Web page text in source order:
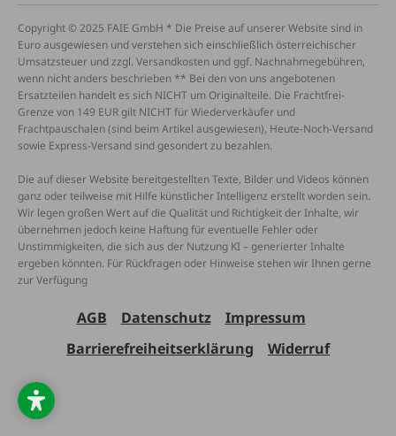
Copyright © 2025 FAIE GmbH * Die Preise auf unserer Website sind in
Euro ausgewiesen und verstehen sich einschließlich österreichischer
Umsatzsteuer und zzgl. Versandkosten und ggf. Nachnahmegebühren,
wenn nicht anders beschrieben ** Bei den von uns angebotenen
Ersatzteilen handelt es sich NICHT um Originalteile. Die Frachtfrei-
Grenze von 149 EUR gilt NICHT für Wiederverkäufer und
Frachtpauschalen (sind beim Artikel ausgewiesen), Heute-Noch-Versand
sowie Express-Versand sind gesondert zu bezahlen.
Die auf dieser Website bereitgestellten Texte, Bilder und Videos können
ganz oder teilweise mit Hilfe künstlicher Intelligenz erstellt worden sein.
Wir legen großen Wert auf die Qualität und Richtigkeit der Inhalte, wir
übernehmen jedoch keine Haftung für eventuelle Fehler oder
Unstimmigkeiten, die sich aus der Nutzung KI – generierter Inhalte
ergeben könnten. Für Rückfragen oder Hinweise stehen wir Ihnen gerne
zur Verfügung
AGB Datenschutz
Impressum
Barrierefreiheitserklärung
Widerruf